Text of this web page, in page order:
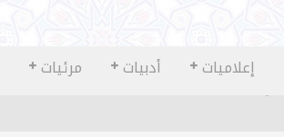
إعلاميات أدبيات مرئيات